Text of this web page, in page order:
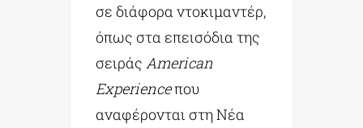
σε διάφορα ντοκιμαντέρ,
όπως στα επεισόδια της
σειράςAmerican
Experienceπου
αναφέρονται στη Νέα